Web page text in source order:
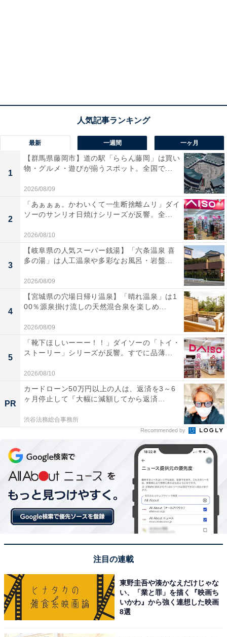
最新 一週間 一ヶ月
1
【群馬県藤岡市】道の駅「ららん藤岡」は買い
物・グルメ・遊びが揃うスポット。全国で...
2026/08/09
2
「あぁぁぁ。かわいくて一生断捨離ムリ」ダイ
ソーのサンリオ日焼けシリーズが反響。全...
2026/08/10
3
【岐阜県の人気スーパー銭湯】「六条温泉 喜
多の湯」は人工温泉や多彩なお風呂・岩盤...
2026/08/09
4
【宮城県の穴場日帰り温泉】「晴れ温泉」は1
00％源泉掛け流しの天然混合泉を楽しめ...
2026/08/09
5
「靴下ほしいーーー！！」ダイソーの「トイ・
ストーリー」シリーズが反響。すでに品薄...
2026/08/10
PR
カードローン50万円以上の人は、返済を3～6
ヶ月停止して『大幅に減額してから返済...
渋谷法務総合事務所
Recommended by
注目の連載
東野圭吾や湊かなえだけじゃな
い、「業と罪」を描く『映画ち
いかわ』から強く連想した映画
8選